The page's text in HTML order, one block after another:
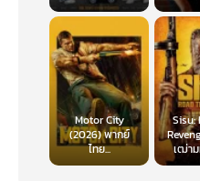
Motor City
(2026) พากย์
ไทย...
Sisu:
เฒ่า